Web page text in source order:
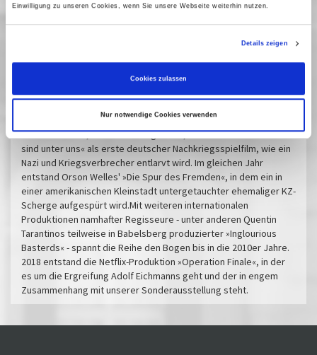
Einwilligung zu unseren Cookies, wenn Sie unsere Webseite weiterhin nutzen.
Details zeigen
Cookies zulassen
Nur notwendige Cookies verwenden
Spielfilme, die thematisieren, wie Nazis gejagt und ergriffen
werden:Hollywood widmete sich diesem Thema schon ab 1939.
den USA wirkten zahlreiche deutsche Emigrant*innen mit. In
Alfred Hitchcocks »Der Auslandskorrespondent« (1940)
wiederum deckt ein Sensationsreporter in Europa einen
deutschen Spionagering auf. In einer Rundfunkansprache
Wachsamkeit und zum Überdenken ihrer Neutralität
auffordert.1946, kurz nach Kriegsende, thematisiert »Die Mörder
sind unter uns« als erste deutscher Nachkriegsspielfilm, wie ein
Nazi und Kriegsverbrecher entlarvt wird. Im gleichen Jahr
entstand Orson Welles' »Die Spur des Fremden«, in dem ein in
einer amerikanischen Kleinstadt untergetauchter ehemaliger KZ-
Scherge aufgespürt wird.Mit weiteren internationalen
Produktionen namhafter Regisseure - unter anderen Quentin
Tarantinos teilweise in Babelsberg produzierter »Inglourious
Basterds« - spannt die Reihe den Bogen bis in die 2010er Jahre.
2018 entstand die Netflix-Produktion »Operation Finale«, in der
es um die Ergreifung Adolf Eichmanns geht und der in engem
Zusammenhang mit unserer Sonderausstellung steht.